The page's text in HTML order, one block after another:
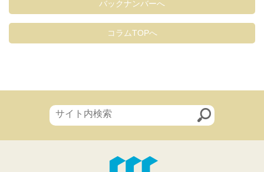
バックナンバーへ
コラムTOPへ